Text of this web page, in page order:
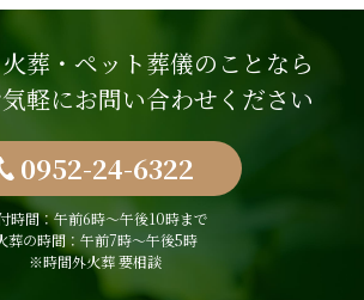
葬・ペット葬儀のことなら
軽にお問い合わせください
0952-24-6322
時間：午前6時〜午後10時まで
葬の時間：午前7時～午後5時
※時間外火葬 要相談